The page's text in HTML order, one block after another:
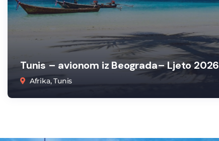
Tunis – avionom iz Beograda– Ljeto 2026
Afrika, Tunis